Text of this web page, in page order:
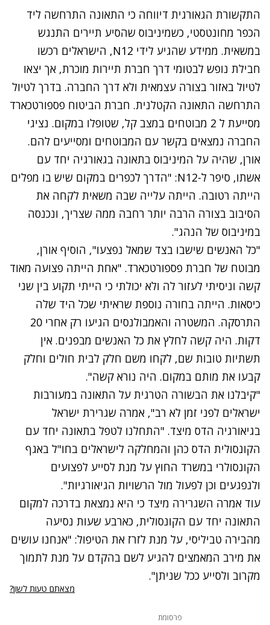
התקשורת הגאורגית דיווחה כי התאונה התרחשה ליד
הכפר מחונטסטי, כשמיניבוס שהסיע תיירים התנגש
במשאית. ממידע שהגיע לידי N12, הישראלים רכשו
חבילת נופש לבטומי דרך חברת תיירות מוכרת, אך יצאו
לטיול באזור בצורה עצמאית ולא דרך החברה. בדרך לטיול
התרחשה התאונה הקטלנית. חברת הביטוח פספורטכארד
מסייעת ל 2 מבוטחים במצב קל, שטופלו במקום.
נציגי
החברה נמצאים בקשר עם המבוטחים ומסייעים להם.
נסה שוב
אורן, שהיה על המיניבוס בתאונה בגאורגיה יחד עם
אשתו, סיפר ל-N12: "הדרך לכפרים במקום שיש בו מפלים
הייתה רטובה. הייתה עלייה שבה משאית לקחה את
הסיבוב בצורה הרבה יותר רחבה ממה שצריך, ונכנסה
במיניבוס של הנהג".
"כל האנשים שישבו בצד שמאל נפצעו", הוסיף אורן,
מבוטח של חברת פספורטכארד. "אחת הייתה פצועה מאוד
קשה וניסיתי לעזור לה ולא יכולתי כי הייתי תקוע בין שני
כיסאות. הייתה בחורה נוספת שראיתי שכל היד שלה
התרסקה. המשטרה והאמבולנסים הגיעו רק אחרי 20
דקות. היה קשה לחלץ את כל האנשים מבפנים. אין
תשתיות טובות שם, לקחו משם חלק לבית חולים וחלק
קבעו את מותם במקום. היה נורא קשה".
נתקלנו בבעיה
נסה שוב
"קיבלנו את הבשורה הטרגית על התאונה במעורבות
ישראלים לפני זמן לא רב", אמרה שגרירת ישראל
בגיאורגיה הדס מיצד. "התחלנו לטפל בתאונה יחד עם
הקונסולית הדס כהן והמחלקה לישראלים בחו"ל באגף
הקונסולרי במשרד החוץ על מנת לסייע לפצועים
ולנפגעים וכן לפעול מול הרשויות הגיאורגיות".
עוד אמרה השגרירה מיצד כי היא נמצאת בדרכה למקום
התאונה יחד עם הקונסולית, כארבע שעות נסיעה
מהבירה טביליסי, על מנת לזרז את הטיפול: "אנחנו עושים
את מירב המאמצים להגיע לשם בהקדם על מנת לתמוך
מקרוב ולסייע ככל שניתן".
מצאתם טעות לשון?
פרסומת